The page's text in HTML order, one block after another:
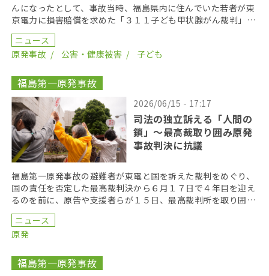
んになったとして、事故当時、福島県内に住んでいた若者が東
京電力に損害賠償を求めた「３１１子ども甲状腺がん裁判」の
第１８回口頭弁論が２０２６年６月１７日に開かれた。裁 […]
ニュース
原発事故
公害・健康被害 子ども
福島第一原発事故
2026/06/15 - 17:17
司法の独立訴える「人間の
鎖」〜最高裁取り囲み原発
事故判決に抗議
福島第一原発事故の避難者が東電と国を訴えた裁判をめぐり、
国の責任を否定した最高裁判決から６月１７日で４年目を迎え
るのを前に、原告や支援者らが１５日、最高裁判所を取り囲む
「人間の鎖」を行い、司法の独立を訴えた。 呼びかけた […]
ニュース
原発
福島第一原発事故